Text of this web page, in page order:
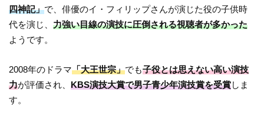
四神記」で、俳優のイ・フィリップさんが演じた役の子供時
代を演じ、力強い目線の演技に圧倒される視聴者が多かった
ようです。
2008年のドラマ「大王世宗」でも子役とは思えない高い演技
力が評価され、KBS演技大賞で男子青少年演技賞を受賞しま
す。